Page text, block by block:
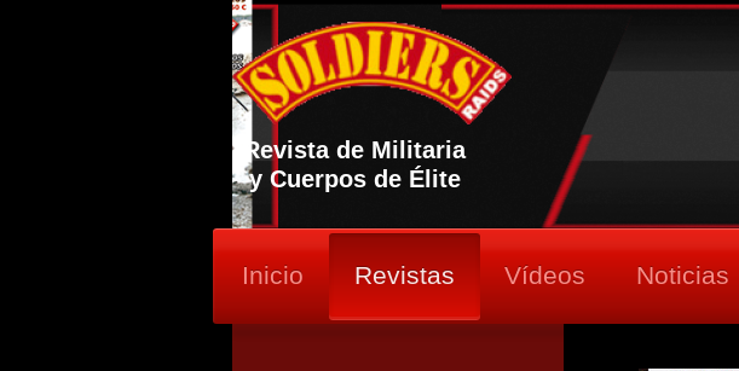
Revista de Militaria
y Cuerpos de Élite
Inicio Revistas Vídeos Noticias